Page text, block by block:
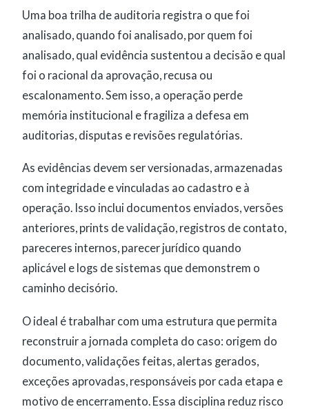
Uma boa trilha de auditoria registra o que foi
analisado, quando foi analisado, por quem foi
analisado, qual evidência sustentou a decisão e qual
foi o racional da aprovação, recusa ou
escalonamento. Sem isso, a operação perde
memória institucional e fragiliza a defesa em
auditorias, disputas e revisões regulatórias.
As evidências devem ser versionadas, armazenadas
com integridade e vinculadas ao cadastro e à
operação. Isso inclui documentos enviados, versões
anteriores, prints de validação, registros de contato,
pareceres internos, parecer jurídico quando
aplicável e logs de sistemas que demonstrem o
caminho decisório.
O ideal é trabalhar com uma estrutura que permita
reconstruir a jornada completa do caso: origem do
documento, validações feitas, alertas gerados,
exceções aprovadas, responsáveis por cada etapa e
motivo de encerramento. Essa disciplina reduz risco